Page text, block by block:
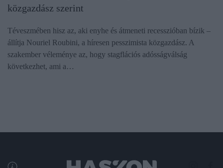
közgazdász szerint
Téveszmében hisz az, aki enyhe és átmeneti recesszióban bízik –
állítja Nouriel Roubini, a híresen pesszimista közgazdász. A
szakember véleménye az, hogy stagflációs adósságválság
következhet, ami a…